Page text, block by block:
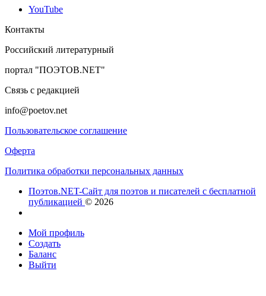
YouTube
Контакты
Российский литературный
портал "ПОЭТОВ.NET"
Связь с редакцией
info@poetov.net
Пользовательское соглашение
Оферта
Политика обработки персональных данных
Поэтов.NET-Сайт для поэтов и писателей с бесплатной
публикацией © 2026
Мой профиль
Создать
Баланс
Выйти